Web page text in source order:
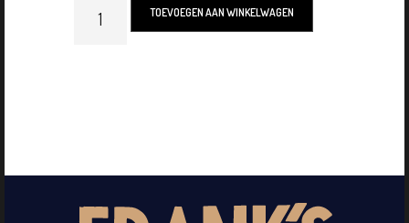
TOEVOEGEN AAN WINKELWAGEN